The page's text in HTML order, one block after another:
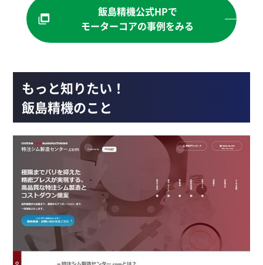
飯島精機公式HPで
モーターコアの事例をみる
もっと知りたい！
飯島精機のこと